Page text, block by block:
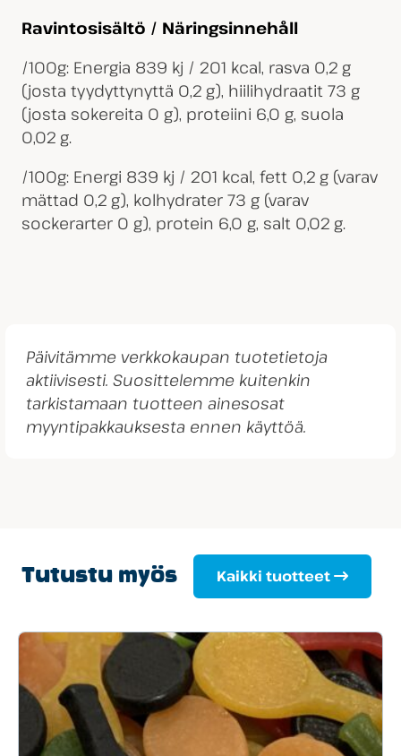
Ravintosisältö / Näringsinnehåll
/100g: Energia 839 kj / 201 kcal, rasva 0,2 g
(josta tyydyttynyttä 0,2 g), hiilihydraatit 73 g
(josta sokereita 0 g), proteiini 6,0 g, suola
0,02 g.
/100g: Energi 839 kj / 201 kcal, fett 0,2 g (varav
mättad 0,2 g), kolhydrater 73 g (varav
sockerarter 0 g), protein 6,0 g, salt 0,02 g.
Päivitämme verkkokaupan tuotetietoja
aktiivisesti. Suosittelemme kuitenkin
tarkistamaan tuotteen ainesosat
myyntipakkauksesta ennen käyttöä.
Tutustu myös Kaikki tuotteet